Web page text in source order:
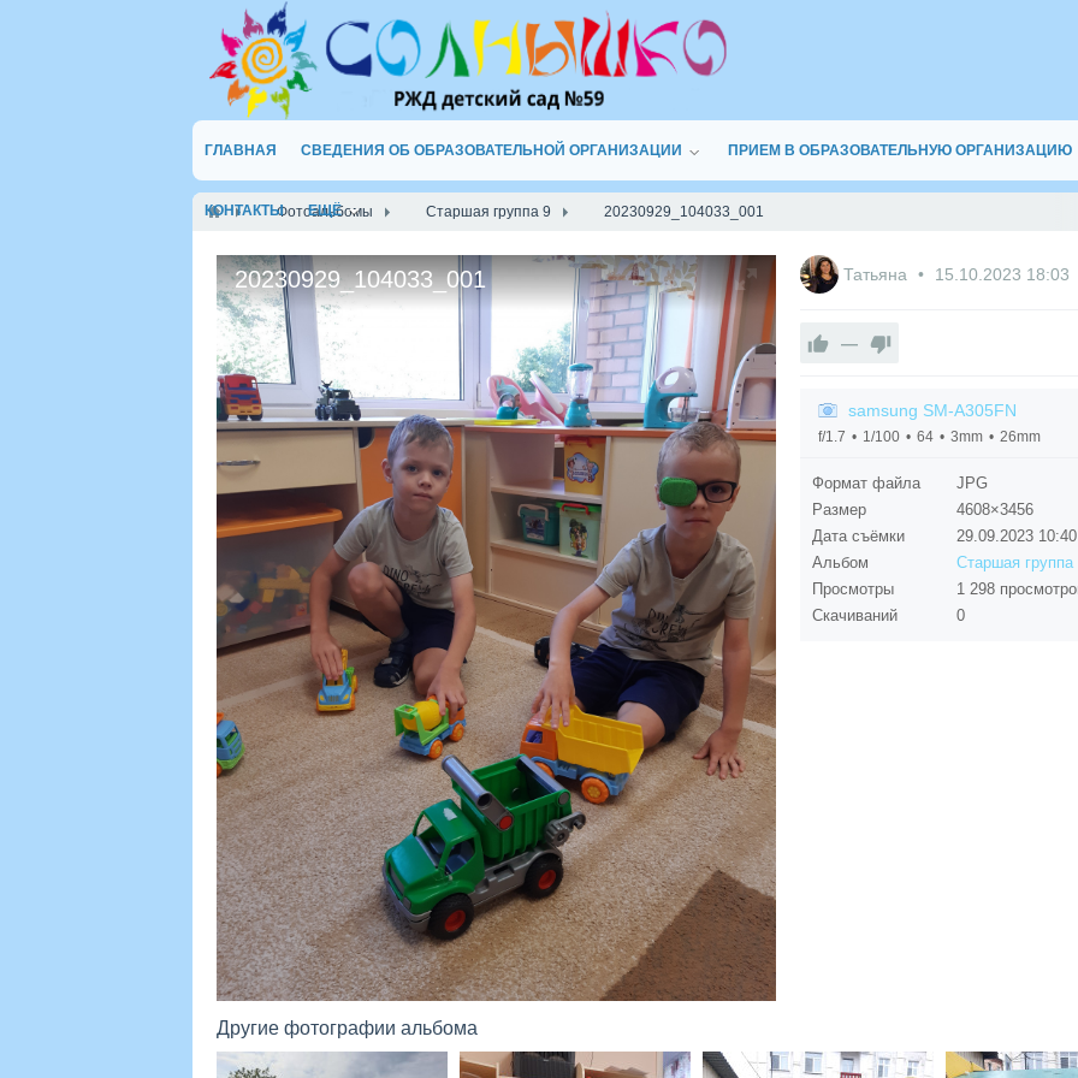
ГЛАВНАЯ СВЕДЕНИЯ ОБ ОБРАЗОВАТЕЛЬНОЙ ОРГАНИЗАЦИИ ПРИЕМ В ОБРАЗОВАТЕЛЬНУЮ ОРГАНИЗАЦИЮ
КОНТАКТЫ ЕЩЁ
Фотоальбомы Старшая группа 9 20230929_104033_001
20230929_104033_001 Татьяна 15.10.2023 18:03
—
samsung SM-A305FN
f/1.7 1/100 64 3mm 26mm
Формат файла
JPG
Размер
4608×3456
Дата съёмки
29.09.2023 10:40
Альбом
Старшая группа
Просмотры
1 298
Скачиваний
0
Другие фотографии альбома